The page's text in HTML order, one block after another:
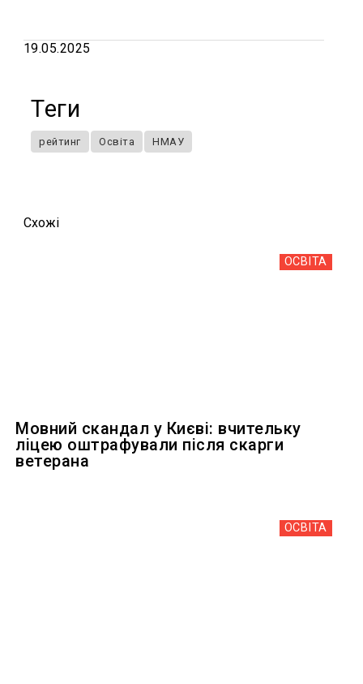
19.05.2025
Теги
рейтинг Освіта НМАУ
Схожi
ОСВІТА
Мовний скандал у Києві: вчительку
ліцею оштрафували після скарги
ветерана
ОСВІТА